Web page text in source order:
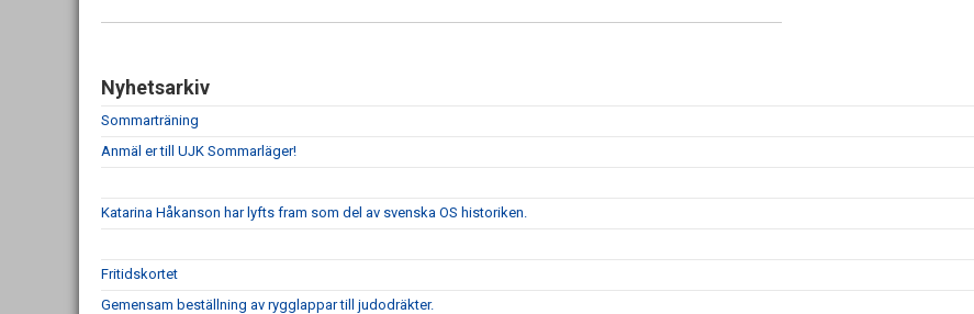
Nyhetsarkiv
Sommarträning
Anmäl er till UJK Sommarläger!
Katarina Håkanson har lyfts fram som del av svenska OS historiken.
Fritidskortet
Gemensam beställning av rygglappar till judodräkter.